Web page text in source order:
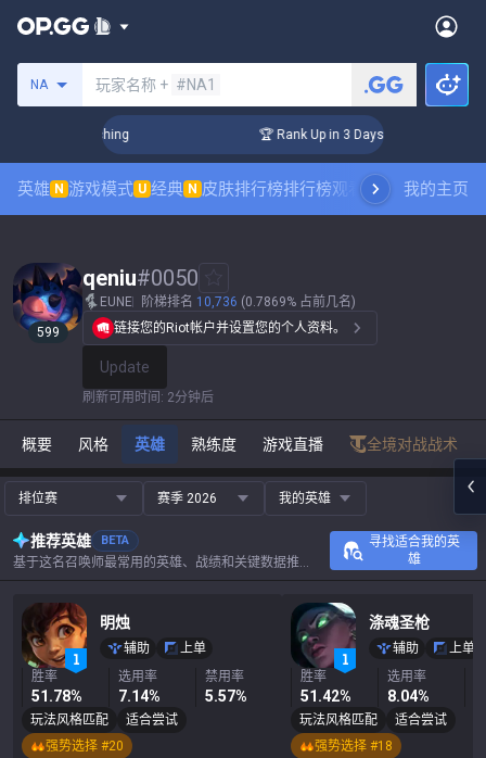
NA 玩家名称 + #NA1
Coaching 🏆 Rank Up in 3 Days! Challenger
英雄 N 游戏模式 U 经典 N 皮肤排行榜排行榜观看职业比赛数据统
我的主页
599
qeniu#0050
EUNE 阶梯排名 10,736 (0.7869% 占前几名)
链接您的Riot帐户并设置您的个人资料。
Update
刷新可用时间 : 2分钟后
概要 风格 英雄 熟练度 游戏直播 全境对战战术
排位赛 赛季 2026 我的英雄
推荐英雄 BETA
基于这名召唤师最常用的英雄、战绩和关键数据推荐。
寻找适合我的英
雄
明烛
辅助
上单
胜率
51.78%
选用率
7.14%
禁用率
5.57%
玩法风格匹配
适合尝试
强势选择 #20
涤魂圣枪
辅助
上单
胜率
51.42%
选用率
8.04%
玩法风格匹配
适合尝试
强势选择 #18